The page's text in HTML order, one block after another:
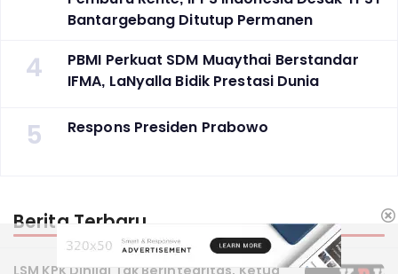
Bantargebang Ditutup Permanen
4
PBMI Perkuat SDM Muaythai Berstandar
IFMA, LaNyalla Bidik Prestasi Dunia
5 Respons Presiden Prabowo
Berita Terbaru
LSM KPK Dinilai Tak Berintegritas, Ketua